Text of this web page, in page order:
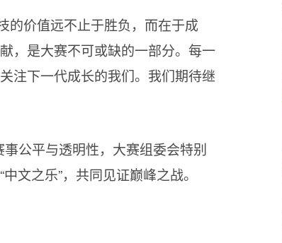
的价值远不止于胜负，而在于成
，是大赛不可或缺的一部分。每一
注下一代成长的我们。我们期待继
公平与透明性，大赛组委会特别
文之乐”，共同见证巅峰之战。